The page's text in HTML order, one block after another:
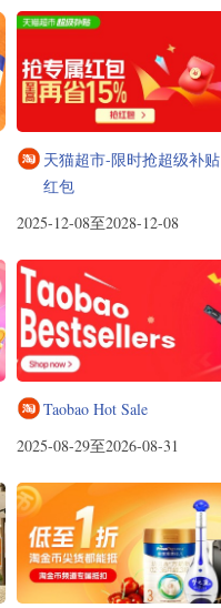
天猫超市-限时抢超级补贴
红包
2025-12-08至2028-12-08
Taobao Hot Sale
2025-08-29至2026-08-31